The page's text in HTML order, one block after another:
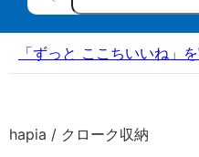
「ずっと ここちいいね」
hapia / クローク収納